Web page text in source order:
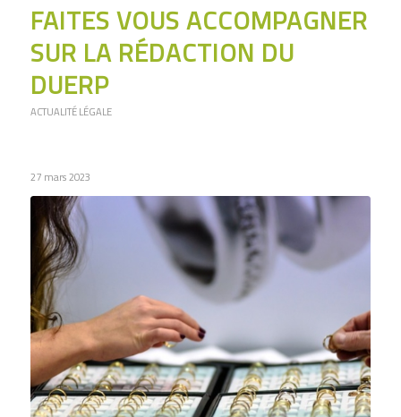
FAITES VOUS ACCOMPAGNER
SUR LA RÉDACTION DU
DUERP
ACTUALITÉ LÉGALE
27 mars 2023